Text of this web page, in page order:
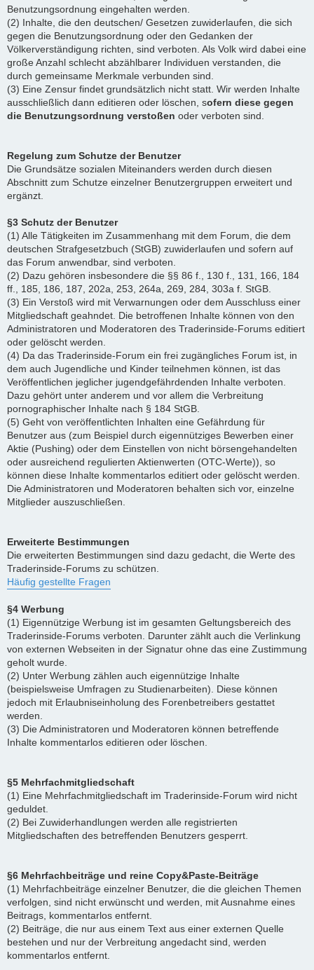
Benutzungsordnung eingehalten werden.
(2) Inhalte, die den deutschen/ Gesetzen zuwiderlaufen, die sich
gegen die Benutzungsordnung oder den Gedanken der
Völkerverständigung richten, sind verboten. Als Volk wird dabei eine
große Anzahl schlecht abzählbarer Individuen verstanden, die
durch gemeinsame Merkmale verbunden sind.
(3) Eine Zensur findet grundsätzlich nicht statt. Wir werden Inhalte
ausschließlich dann editieren oder löschen, sofern diese gegen
die Benutzungsordnung verstoßen oder verboten sind.
Regelung zum Schutze der Benutzer
Die Grundsätze sozialen Miteinanders werden durch diesen
Abschnitt zum Schutze einzelner Benutzergruppen erweitert und
ergänzt.
§3 Schutz der Benutzer
(1) Alle Tätigkeiten im Zusammenhang mit dem Forum, die dem
deutschen Strafgesetzbuch (StGB) zuwiderlaufen und sofern auf
das Forum anwendbar, sind verboten.
(2) Dazu gehören insbesondere die §§ 86 f., 130 f., 131, 166, 184
ff., 185, 186, 187, 202a, 253, 264a, 269, 284, 303a f. StGB.
(3) Ein Verstoß wird mit Verwarnungen oder dem Ausschluss einer
Mitgliedschaft geahndet. Die betroffenen Inhalte können von den
Administratoren und Moderatoren des Traderinside-Forums editiert
oder gelöscht werden.
(4) Da das Traderinside-Forum ein frei zugängliches Forum ist, in
dem auch Jugendliche und Kinder teilnehmen können, ist das
Veröffentlichen jeglicher jugendgefährdenden Inhalte verboten.
Dazu gehört unter anderem und vor allem die Verbreitung
pornographischer Inhalte nach § 184 StGB.
(5) Geht von veröffentlichten Inhalten eine Gefährdung für
Benutzer aus (zum Beispiel durch eigennütziges Bewerben einer
Aktie (Pushing) oder dem Einstellen von nicht börsengehandelten
oder ausreichend regulierten Aktienwerten (OTC-Werte)), so
können diese Inhalte kommentarlos editiert oder gelöscht werden.
Die Administratoren und Moderatoren behalten sich vor, einzelne
Mitglieder auszuschließen.
Erweiterte Bestimmungen
Die erweiterten Bestimmungen sind dazu gedacht, die Werte des
Traderinside-Forums zu schützen.
Häufig gestellte Fragen
§4 Werbung
(1) Eigennützige Werbung ist im gesamten Geltungsbereich des
Traderinside-Forums verboten. Darunter zählt auch die Verlinkung
von externen Webseiten in der Signatur ohne das eine Zustimmung
geholt wurde.
(2) Unter Werbung zählen auch eigennützige Inhalte
(beispielsweise Umfragen zu Studienarbeiten). Diese können
jedoch mit Erlaubniseinholung des Forenbetreibers gestattet
werden.
(3) Die Administratoren und Moderatoren können betreffende
Inhalte kommentarlos editieren oder löschen.
§5 Mehrfachmitgliedschaft
(1) Eine Mehrfachmitgliedschaft im Traderinside-Forum wird nicht
geduldet.
(2) Bei Zuwiderhandlungen werden alle registrierten
Mitgliedschaften des betreffenden Benutzers gesperrt.
§6 Mehrfachbeiträge und reine Copy&Paste-Beiträge
(1) Mehrfachbeiträge einzelner Benutzer, die die gleichen Themen
verfolgen, sind nicht erwünscht und werden, mit Ausnahme eines
Beitrags, kommentarlos entfernt.
(2) Beiträge, die nur aus einem Text aus einer externen Quelle
bestehen und nur der Verbreitung angedacht sind, werden
kommentarlos entfernt.